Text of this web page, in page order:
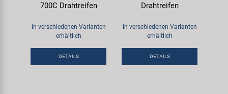
700C Drahtreifen
in verschiedenen Varianten
erhältlich
DETAILS
Drahtreifen
in verschiedenen Varianten
erhältlich
DETAILS